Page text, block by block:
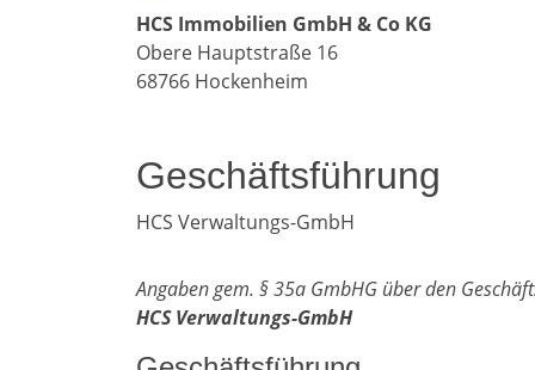
HCS Immobilien GmbH & Co KG
Obere Hauptstraße 16
68766 Hockenheim
Geschäftsführung
HCS Verwaltungs-GmbH
Angaben gem. § 35a GmbHG über den
HCS Verwaltungs-GmbH